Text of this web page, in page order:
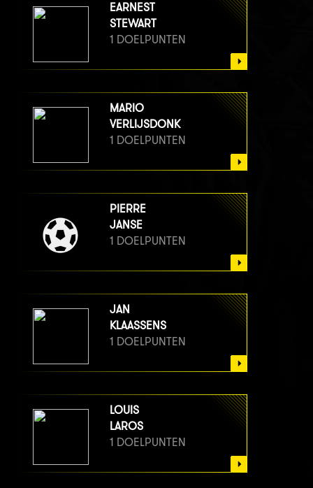
EARNEST
STEWART
1 DOELPUNTEN
MARIO
VERLIJSDONK
1 DOELPUNTEN
PIERRE
JANSE
1 DOELPUNTEN
JAN
KLAASSENS
1 DOELPUNTEN
LOUIS
LAROS
1 DOELPUNTEN